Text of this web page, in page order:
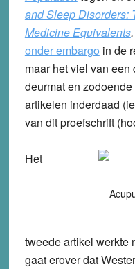
and Sleep Disorders:
Medicine Equivalents.
onder embargo in de
maar het viel van
deurmat en
artikelen inderdaad
van dit proefschrift
Het
tweede artikel werkte
gaat erover dat